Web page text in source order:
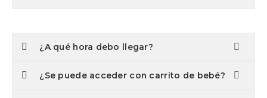
¿A qué hora debo llegar?
¿Se puede acceder con carrito de bebé?